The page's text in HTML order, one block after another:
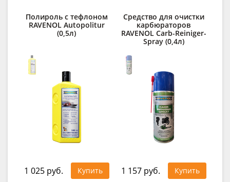
Полироль с тефлоном
RAVENOL Autopolitur
(0,5л)
1 025 руб.
Купить
Средство для очистки
карбюраторов
RAVENOL Carb-Reiniger-
Spray (0,4л)
1 157 руб.
Купить